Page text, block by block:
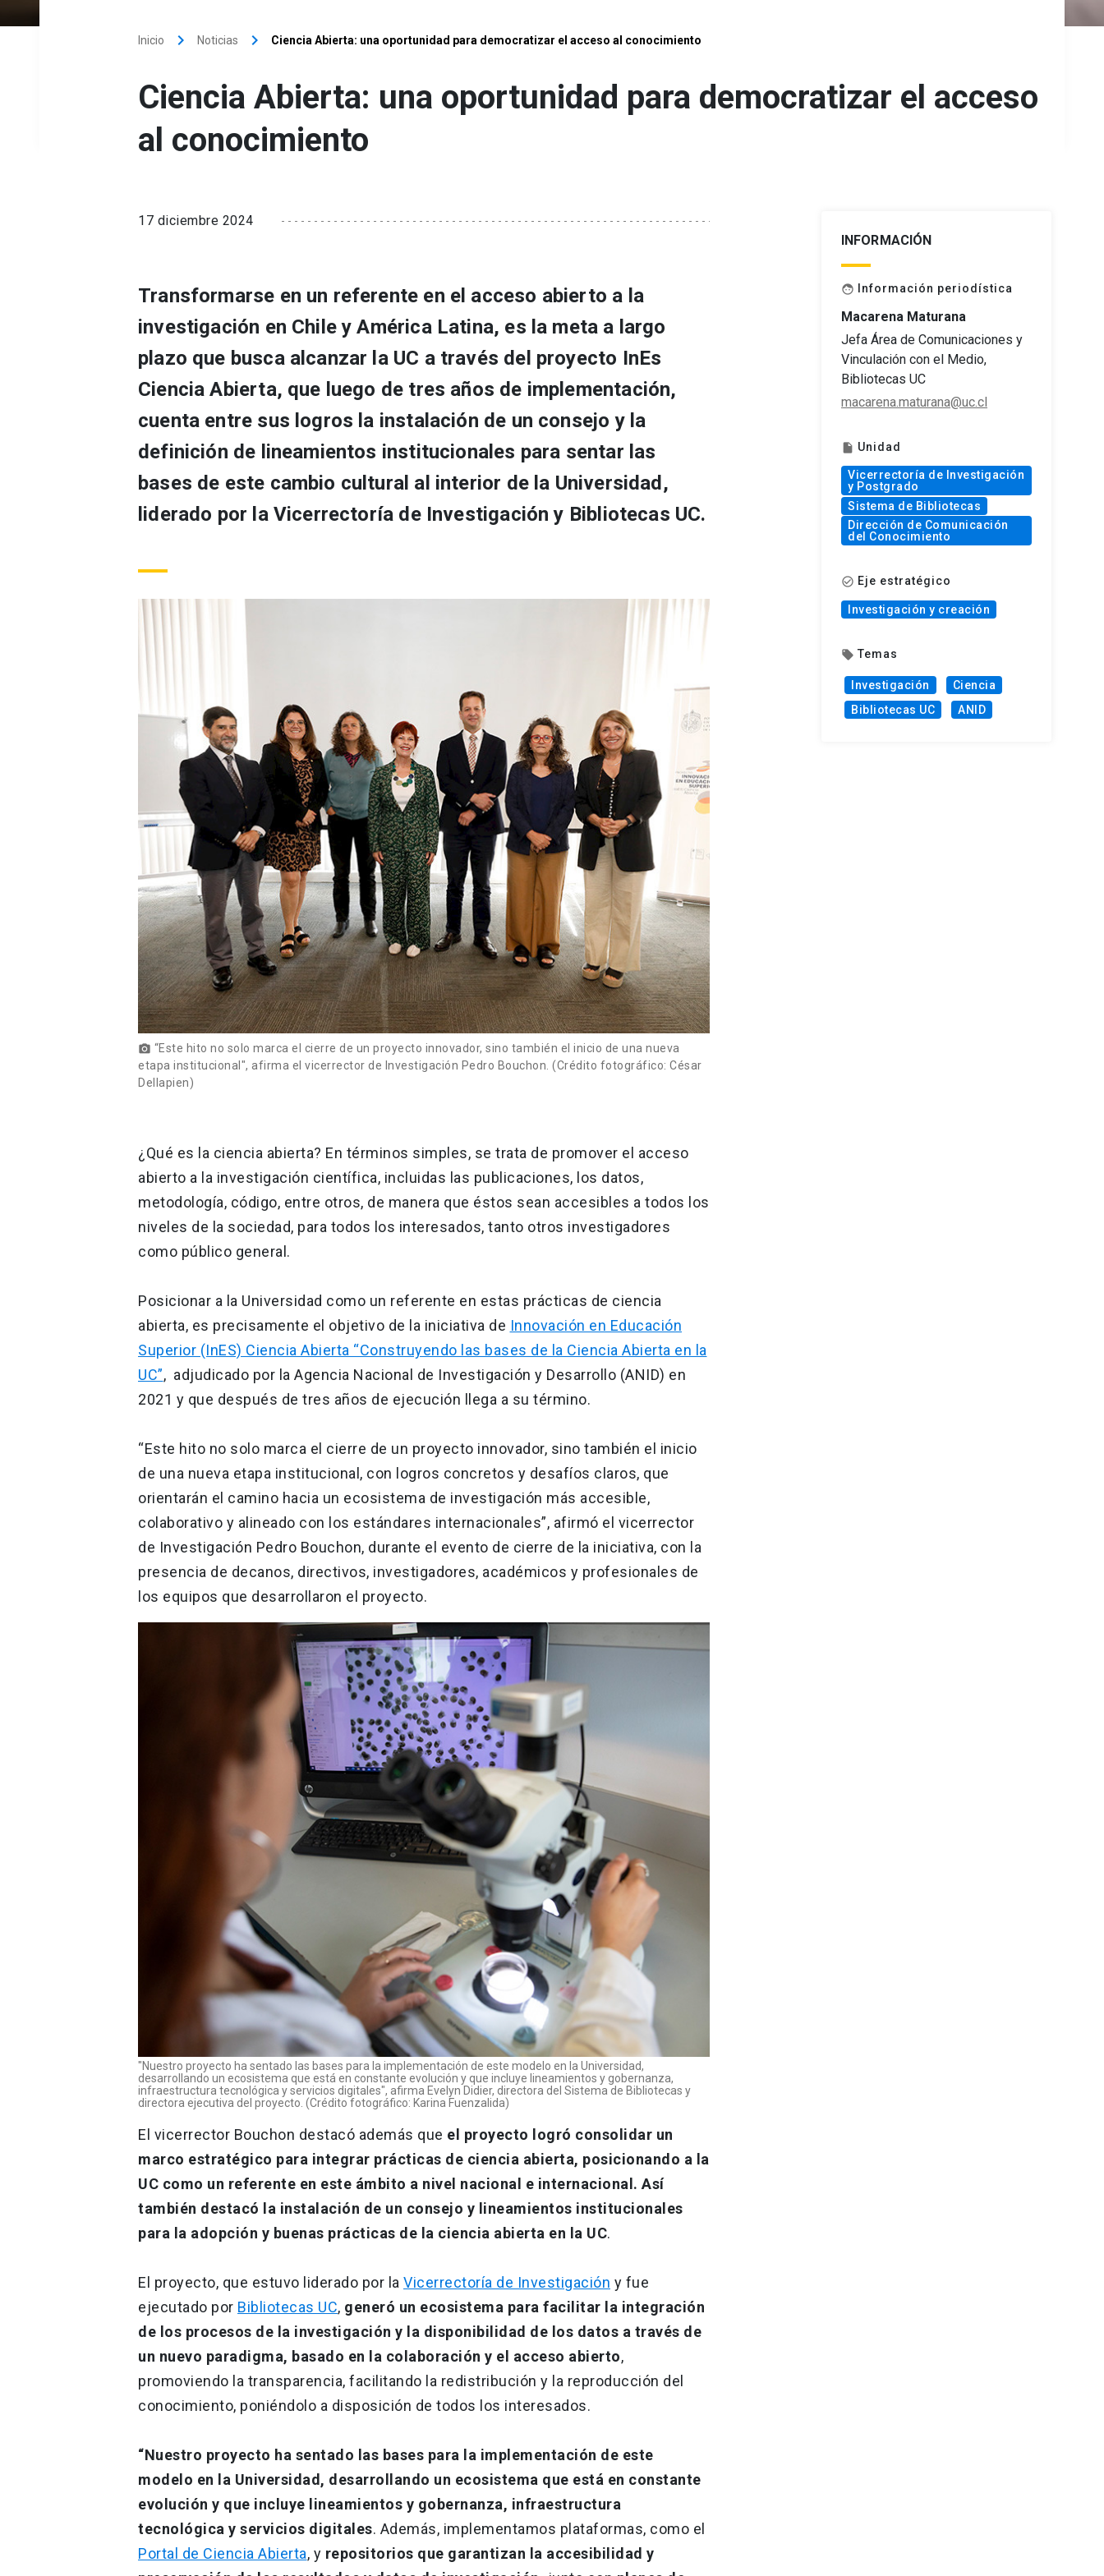
Inicio keyboard_arrow_right Noticias keyboard_arrow_right Ciencia Abierta: una oportunidad para democratizar el acceso al conocimiento
Ciencia Abierta: una oportunidad para democratizar el acceso
al conocimiento
17 diciembre 2024
Transformarse en un referente en el acceso abierto a la
investigación en Chile y América Latina, es la meta a largo
plazo que busca alcanzar la UC a través del proyecto InEs
Ciencia Abierta, que luego de tres años de implementación,
cuenta entre sus logros la instalación de un consejo y la
definición de lineamientos institucionales para sentar las
bases de este cambio cultural al interior de la Universidad,
liderado por la Vicerrectoría de Investigación y Bibliotecas UC.
photo_camera “Este hito no solo marca el cierre de un proyecto innovador, sino también el inicio de una nueva
etapa institucional", afirma el vicerrector de Investigación Pedro Bouchon. (Crédito fotográfico: César
Dellapien)
¿Qué es la ciencia abierta? En términos simples, se trata de promover el acceso
abierto a la investigación científica, incluidas las publicaciones, los datos,
metodología, código, entre otros, de manera que éstos sean accesibles a todos los
niveles de la sociedad, para todos los interesados, tanto otros investigadores
como público general.
Posicionar a la Universidad como un referente en estas prácticas de ciencia
abierta, es precisamente el objetivo de la iniciativa de Innovación en Educación
Superior (InES) Ciencia Abierta “Construyendo las bases de la Ciencia Abierta en la
UC”, adjudicado por la Agencia Nacional de Investigación y Desarrollo (ANID) en
2021 y que después de tres años de ejecución llega a su término.
“Este hito no solo marca el cierre de un proyecto innovador, sino también el inicio
de una nueva etapa institucional, con logros concretos y desafíos claros, que
orientarán el camino hacia un ecosistema de investigación más accesible,
colaborativo y alineado con los estándares internacionales”, afirmó el vicerrector
de Investigación Pedro Bouchon, durante el evento de cierre de la iniciativa, con la
presencia de decanos, directivos, investigadores, académicos y profesionales de
los equipos que desarrollaron el proyecto.
"Nuestro proyecto ha sentado las bases para la implementación de este modelo en la Universidad,
desarrollando un ecosistema que está en constante evolución y que incluye lineamientos y gobernanza,
infraestructura tecnológica y servicios digitales", afirma Evelyn Didier, directora del Sistema de Bibliotecas y
directora ejecutiva del proyecto. (Crédito fotográfico: Karina Fuenzalida)
El vicerrector Bouchon destacó además que el proyecto logró consolidar un
marco estratégico para integrar prácticas de ciencia abierta, posicionando a la
UC como un referente en este ámbito a nivel nacional e internacional. Así
también destacó la instalación de un consejo y lineamientos institucionales
para la adopción y buenas prácticas de la ciencia abierta en la UC.
El proyecto, que estuvo liderado por la Vicerrectoría de Investigación y fue
ejecutado por Bibliotecas UC, generó un ecosistema para facilitar la integración
de los procesos de la investigación y la disponibilidad de los datos a través de
un nuevo paradigma, basado en la colaboración y el acceso abierto,
promoviendo la transparencia, facilitando la redistribución y la reproducción del
conocimiento, poniéndolo a disposición de todos los interesados.
“Nuestro proyecto ha sentado las bases para la implementación de este
modelo en la Universidad, desarrollando un ecosistema que está en constante
evolución y que incluye lineamientos y gobernanza, infraestructura
tecnológica y servicios digitales. Además, implementamos plataformas, como el
Portal de Ciencia Abierta, y repositorios que garantizan la accesibilidad y
INFORMACIÓN
face Información periodística
Macarena Maturana
Jefa Área de Comunicaciones y
Vinculación con el Medio,
Bibliotecas UC
macarena.maturana@uc.cl
insert_drive_file Unidad
Vicerrectoría de Investigación
y Postgrado
Sistema de Bibliotecas
​Dirección de Comunicación
del Conocimiento
check_circle_outline Eje estratégico
Investigación y creación
local_offer Temas
Investigación
Ciencia
Bibliotecas UC
ANID